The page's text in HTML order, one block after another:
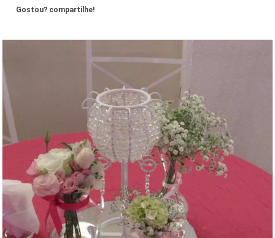
Gostou? compartilhe!